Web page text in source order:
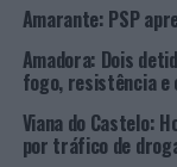
documentação
O suspeito foi
durante o dia de
coação
julgamento.
Amarante: PSP
Amadora: Dois
fogo, resistência e
Viana do Castelo:
por tráfico de